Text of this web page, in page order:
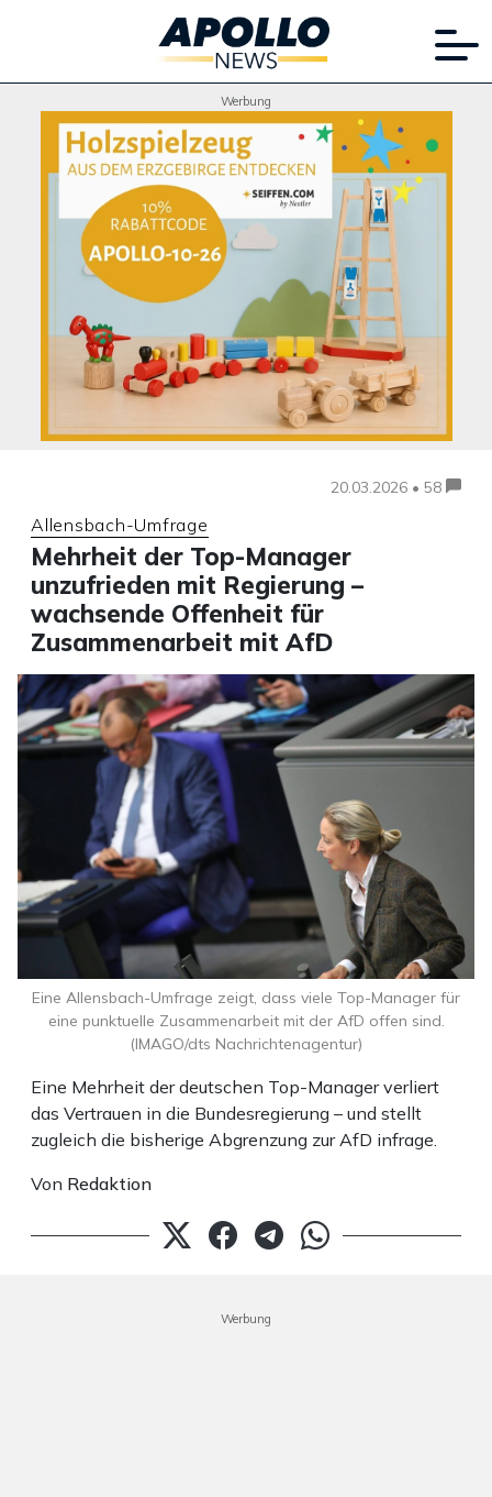
Werbung
20.03.2026 • 58
Allensbach-Umfrage
Mehrheit der Top-Manager
unzufrieden mit Regierung –
wachsende Offenheit für
Zusammenarbeit mit AfD
Eine Mehrheit der deutschen Top-Manager verliert
das Vertrauen in die Bundesregierung – und stellt
zugleich die bisherige Abgrenzung zur AfD infrage.
Von Redaktion
Eine Allensbach-Umfrage zeigt, dass viele Top-Manager für
eine punktuelle Zusammenarbeit mit der AfD offen sind.
(IMAGO/dts Nachrichtenagentur)
Werbung